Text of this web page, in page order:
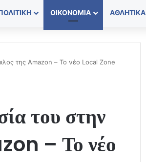
ΟΙΚΟΝΟΜΊΑ ΑΘΛΗΤΙΚΆ
της Amazon – Το νέο Local Zone
του στην
– Το νέο